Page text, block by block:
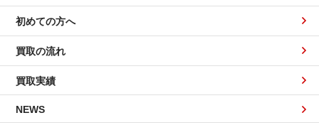
初めての方へ
買取の流れ
買取実績
NEWS